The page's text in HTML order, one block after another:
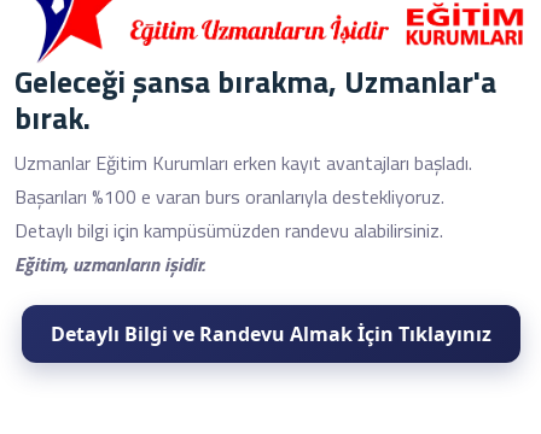
Geleceği şansa bırakma, Uzmanlar'a
bırak.
Uzmanlar Eğitim Kurumları erken kayıt avantajları başladı.
Başarıları %100 e varan burs oranlarıyla destekliyoruz.
Detaylı bilgi için kampüsümüzden randevu alabilirsiniz.
Eğitim, uzmanların işidir.
Detaylı Bilgi ve Randevu Almak İçin Tıklayınız